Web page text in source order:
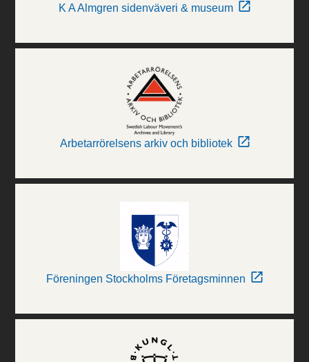
K A Almgren sidenväveri & museum
Arbetarrörelsens arkiv och bibliotek
Föreningen Stockholms Företagsminnen